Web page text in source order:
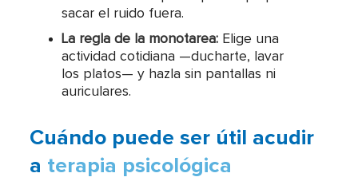
sacar el ruido fuera.
La regla de la monotarea: Elige una
actividad cotidiana —ducharte, lavar
los platos— y hazla sin pantallas ni
auriculares.
Cuándo puede ser útil acudir
a terapia psicológica